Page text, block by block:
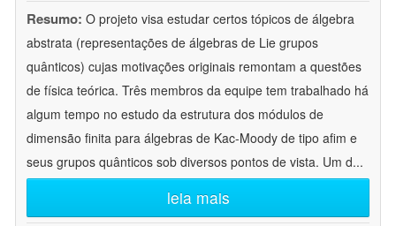
Resumo: O projeto visa estudar certos tópicos de álgebra
abstrata (representações de álgebras de Lie grupos
quânticos) cujas motivações originais remontam a questões
de física teórica. Três membros da equipe tem trabalhado há
algum tempo no estudo da estrutura dos módulos de
dimensão finita para álgebras de Kac-Moody de tipo afim e
seus grupos quânticos sob diversos pontos de vista. Um d...
leia mais